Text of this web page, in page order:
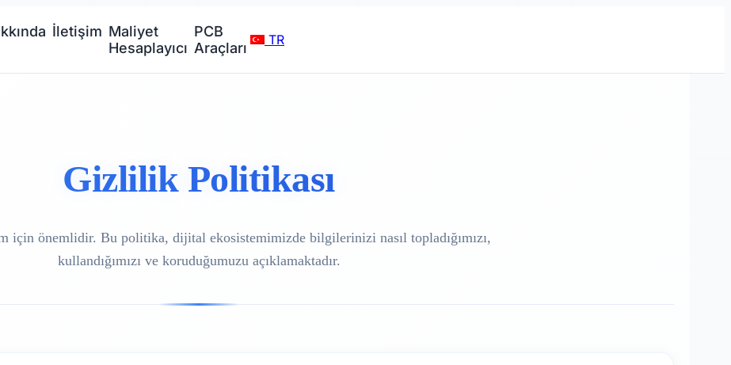
İletişim Maliyet
Hesaplayıcı
PCB
Araçları
TR
Gizlilik Politikası
için önemlidir. Bu politika, dijital ekosistemimizde bilgilerinizi nasıl topladığımızı,
kullandığımızı ve koruduğumuzu açıklamaktadır.